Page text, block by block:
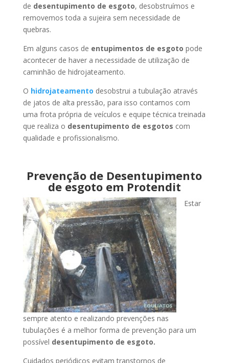
de desentupimento de esgoto, desobstruímos e
removemos toda a sujeira sem necessidade de
quebras.
Em alguns casos de entupimentos de esgoto pode
acontecer de haver a necessidade de utilização de
caminhão de hidrojateamento.
O hidrojateamento desobstrui a tubulação através
de jatos de alta pressão, para isso contamos com
uma frota própria de veículos e equipe técnica treinada
que realiza o desentupimento de esgotos com
qualidade e profissionalismo.
Prevenção de Desentupimento
de esgoto em Protendit
Estar
sempre atento e realizando prevenções nas
tubulações é a melhor forma de prevenção para um
possível desentupimento de esgoto.
Cuidados periódicos evitam transtornos de